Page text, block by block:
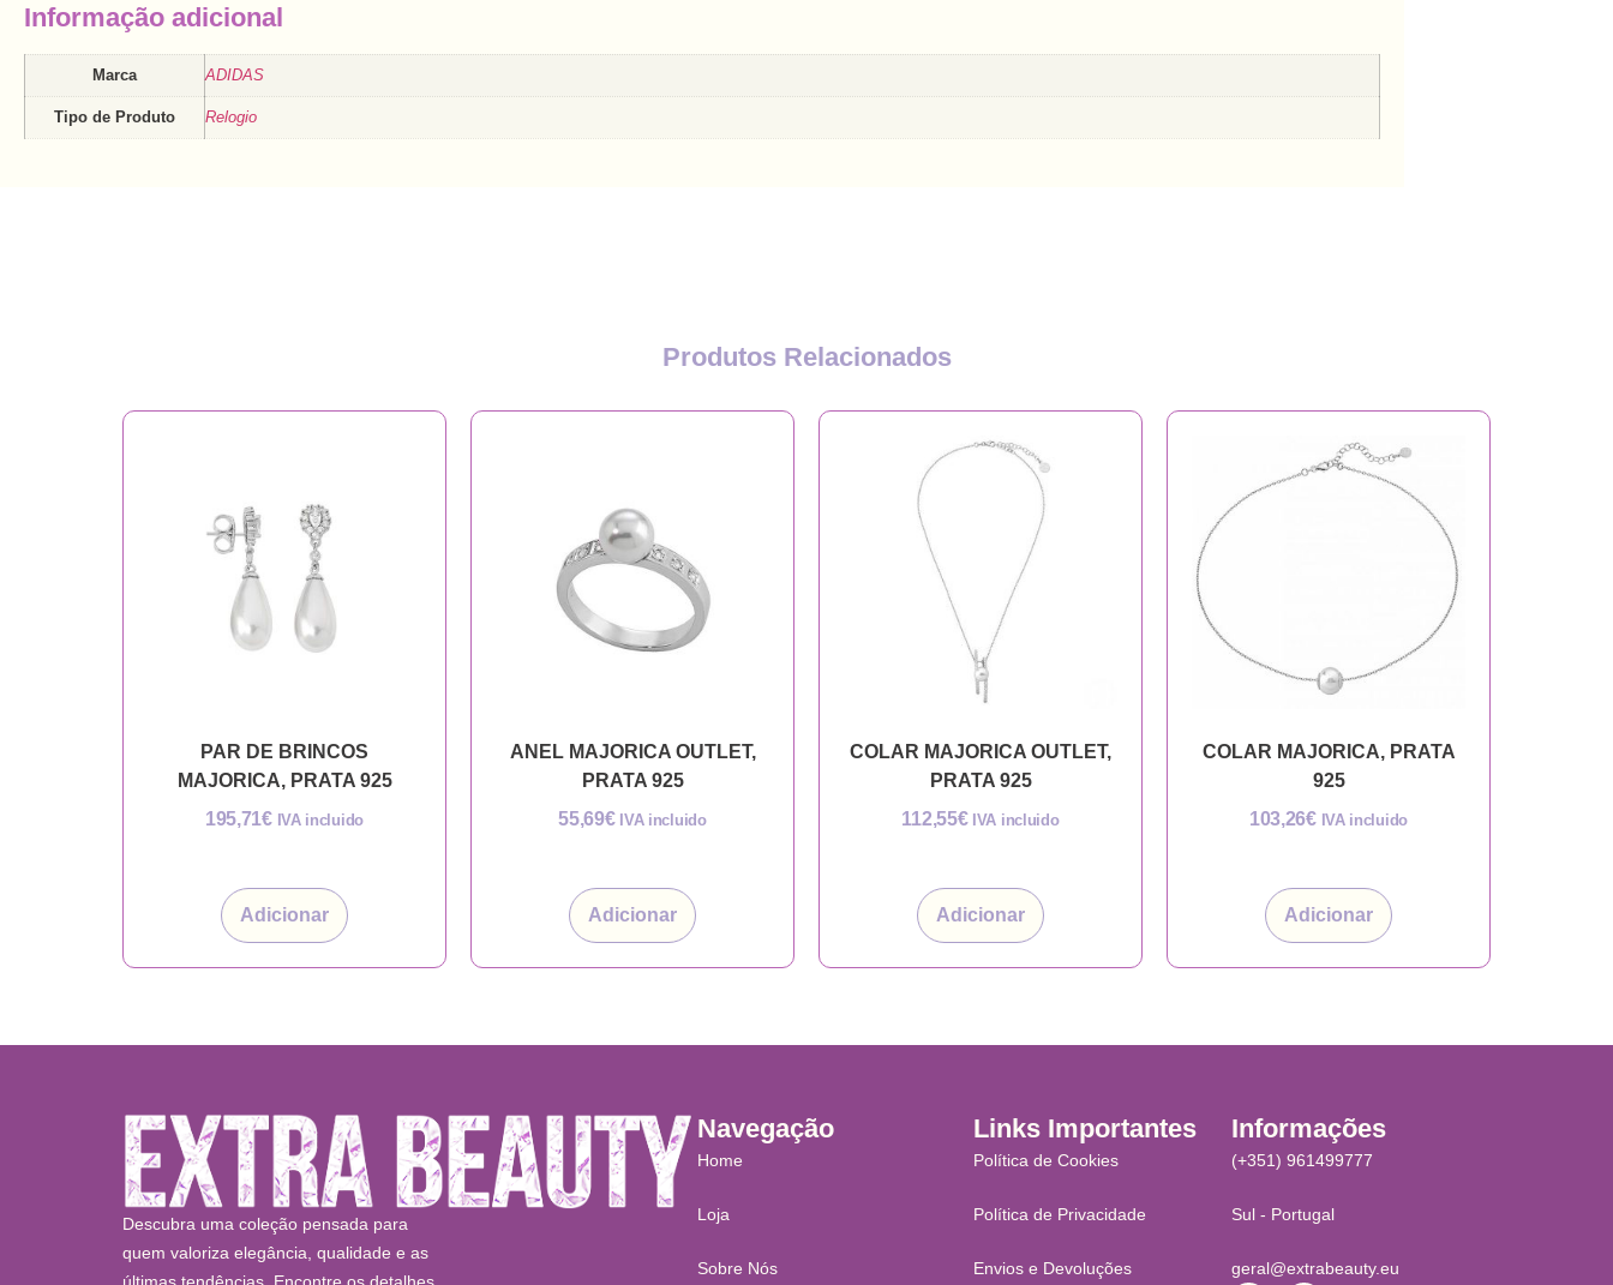
Informação adicional
Marca ADIDAS
Tipo de Produto Relogio
Produtos Relacionados
PAR DE BRINCOS
MAJORICA, PRATA 925
195,71€ IVA incluido
Adicionar
ANEL MAJORICA OUTLET,
PRATA 925
55,69€ IVA incluido
Adicionar
COLAR MAJORICA OUTLET,
PRATA 925
112,55€ IVA incluido
Adicionar
COLAR MAJORICA, PRATA
925
103,26€ IVA incluido
Adicionar
Descubra uma coleção pensada para
quem valoriza elegância, qualidade e as
Navegação
Home
Loja
Sobre Nós
Links Importantes
Política de Cookies
Política de Privacidade
Envios e Devoluções
Informações
(+351) 961499777
Sul - Portugal
geral@extrabeauty.eu